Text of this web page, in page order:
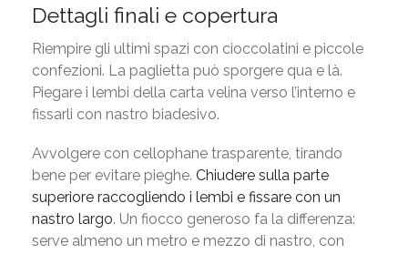
Dettagli finali e copertura
Riempire gli ultimi spazi con cioccolatini e piccole
confezioni. La paglietta può sporgere qua e là.
Piegare i lembi della carta velina verso l’interno e
fissarli con nastro biadesivo.
Avvolgere con cellophane trasparente, tirando
bene per evitare pieghe.Chiudere sulla parte
superiore raccogliendo i lembi e fissare con un
nastro largo. Un fiocco generoso fa la differenza:
serve almeno un metro e mezzo di nastro, con